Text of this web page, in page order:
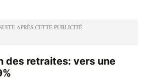
des retraites: vers une